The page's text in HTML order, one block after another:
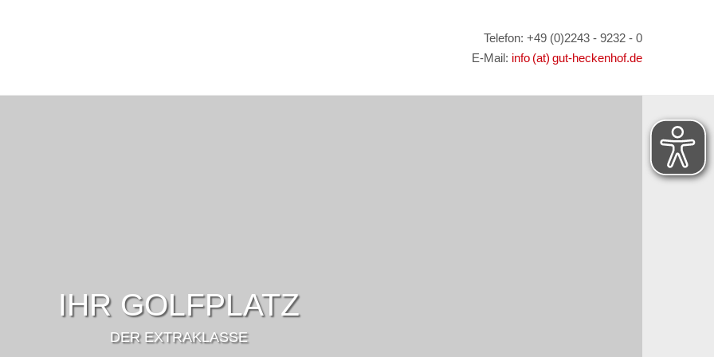
Telefon: +49 (0)2243 - 9232 - 0
E-Mail: info (at) gut-heckenhof.de
IHR GOLFPLATZ
DER EXTRAKLASSE